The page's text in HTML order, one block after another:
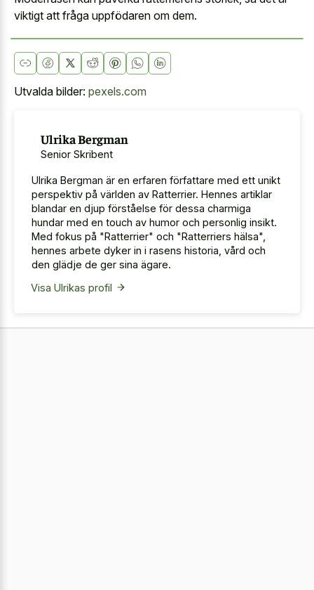
viktigt att fråga uppfödaren om dem.
Utvalda bilder: pexels.com
Ulrika Bergman
Senior Skribent
Ulrika Bergman är en erfaren författare med ett unikt
perspektiv på världen av Ratterrier. Hennes artiklar
blandar en djup förståelse för dessa charmiga
hundar med en touch av humor och personlig insikt.
Med fokus på "Ratterrier" och "Ratterriers hälsa",
hennes arbete dyker in i rasens historia, vård och
den glädje de ger sina ägare.
Visa Ulrikas profil